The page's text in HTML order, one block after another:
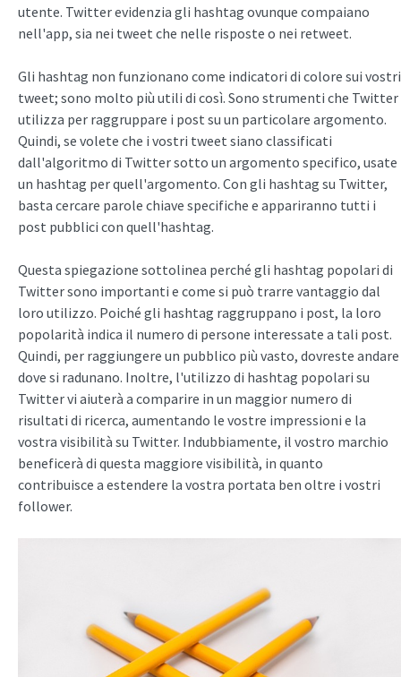
utente. Twitter evidenzia gli hashtag ovunque compaiano
nell'app, sia nei tweet che nelle risposte o nei retweet.
Gli hashtag non funzionano come indicatori di colore sui vostri
tweet; sono molto più utili di così. Sono strumenti che Twitter
utilizza per raggruppare i post su un particolare argomento.
Quindi, se volete che i vostri tweet siano classificati
dall'algoritmo di Twitter sotto un argomento specifico, usate
un hashtag per quell'argomento. Con gli hashtag su Twitter,
basta cercare parole chiave specifiche e appariranno tutti i
post pubblici con quell'hashtag.
Questa spiegazione sottolinea perché gli hashtag popolari di
Twitter sono importanti e come si può trarre vantaggio dal
loro utilizzo. Poiché gli hashtag raggruppano i post, la loro
popolarità indica il numero di persone interessate a tali post.
Quindi, per raggiungere un pubblico più vasto, dovreste andare
dove si radunano. Inoltre, l'utilizzo di hashtag popolari su
Twitter vi aiuterà a comparire in un maggior numero di
risultati di ricerca, aumentando le vostre impressioni e la
vostra visibilità su Twitter. Indubbiamente, il vostro marchio
beneficerà di questa maggiore visibilità, in quanto
contribuisce a estendere la vostra portata ben oltre i vostri
follower.